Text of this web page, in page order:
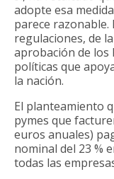
adopte esa
parece
regulaciones, de
aprobación de los
políticas que
la nación.
El planteamiento
pymes que
euros anuales)
nominal del 23 %
todas las